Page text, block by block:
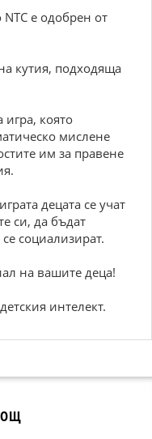
е одобрен от
кутия, подходяща
игра, която
мислене
им за правене
децата се учат
си, да бъдат
социализират.
на вашите деца!
интелект.